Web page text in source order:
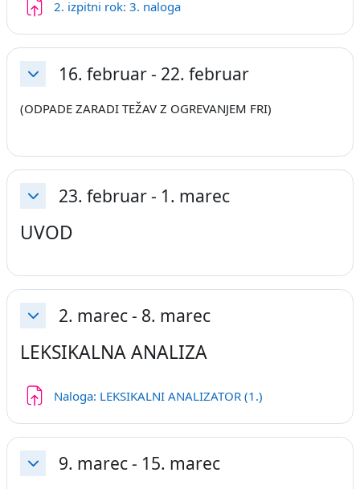
2. izpitni rok: 3. naloga
Skrči 16. februar - 22. februar
(ODPADE ZARADI TEŽAV Z OGREVANJEM FRI)
Skrči 23. februar - 1. marec
UVOD
Skrči 2. marec - 8. marec
LEKSIKALNA ANALIZA
Naloga: LEKSIKALNI ANALIZATOR (1.)
Skrči 9. marec - 15. marec